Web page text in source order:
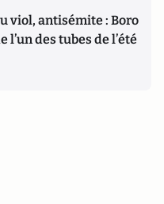
viol, antisémite : Boro
l’un des tubes de l’été